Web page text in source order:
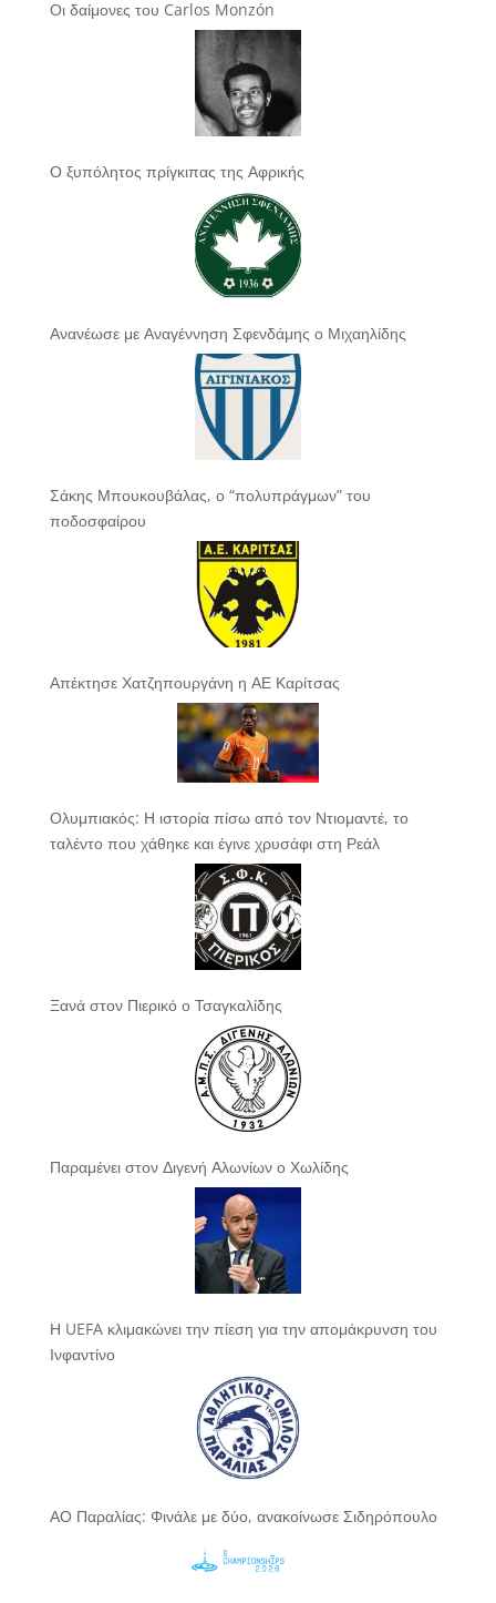
Οι δαίμονες του Carlos Monzón
Ο ξυπόλητος πρίγκιπας της Αφρικής
Ανανέωσε με Αναγέννηση Σφενδάμης ο Μιχαηλίδης
Σάκης Μπουκουβάλας, ο “πολυπράγμων” του
ποδοσφαίρου
Απέκτησε Χατζηπουργάνη η ΑΕ Καρίτσας
Ολυμπιακός: Η ιστορία πίσω από τον Ντιομαντέ, το
ταλέντο που χάθηκε και έγινε χρυσάφι στη Ρεάλ
Ξανά στον Πιερικό ο Τσαγκαλίδης
Παραμένει στον Διγενή Αλωνίων ο Χωλίδης
Η UEFA κλιμακώνει την πίεση για την απομάκρυνση του
Ινφαντίνο
ΑΟ Παραλίας: Φινάλε με δύο, ανακοίνωσε Σιδηρόπουλο